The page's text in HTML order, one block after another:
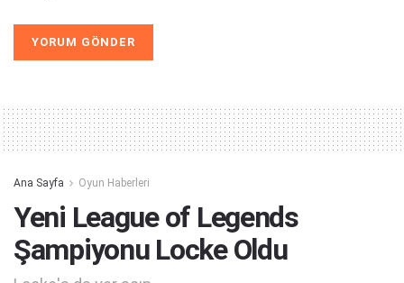
Ana Sayfa Oyun Haberleri
Yeni League of Legends
Şampiyonu Locke Oldu